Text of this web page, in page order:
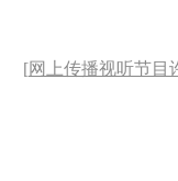
[网上传播视听节目